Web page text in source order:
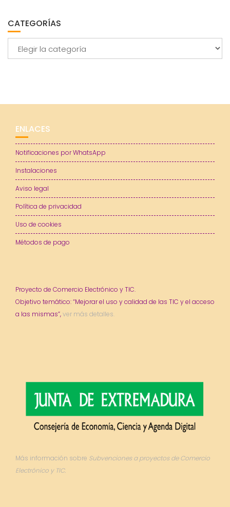
CATEGORÍAS
ENLACES
Notificaciones por WhatsApp
Instalaciones
Aviso legal
Política de privacidad
Uso de cookies
Métodos de pago
Proyecto de Comercio Electrónico y TIC.
Objetivo temático: “Mejorar el uso y calidad de las TIC y el acceso
a las mismas”,ver más detalles.
Más información sobre Subvenciones a proyectos de Comercio
Electrónico y TIC.